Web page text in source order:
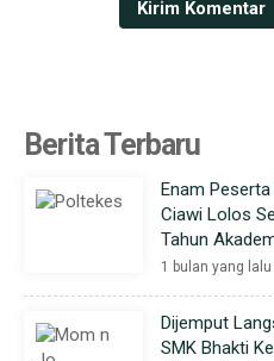
Berita Terbaru
Enam
Ciawi Lolos
Tahun
1 bulan yang lalu
Dijemput
SMK Bhakti